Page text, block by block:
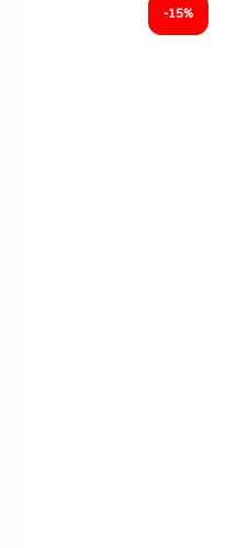
-15%